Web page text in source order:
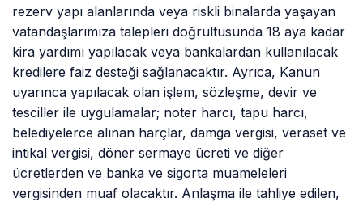
rezerv yapı alanlarında veya riskli binalarda yaşayan
vatandaşlarımıza talepleri doğrultusunda 18 aya kadar
kira yardımı yapılacak veya bankalardan kullanılacak
kredilere faiz desteği sağlanacaktır. Ayrıca, Kanun
uyarınca yapılacak olan işlem, sözleşme, devir ve
tesciller ile uygulamalar; noter harcı, tapu harcı,
belediyelerce alınan harçlar, damga vergisi, veraset ve
intikal vergisi, döner sermaye ücreti ve diğer
ücretlerden ve banka ve sigorta muameleleri
vergisinden muaf olacaktır. Anlaşma ile tahliye edilen,